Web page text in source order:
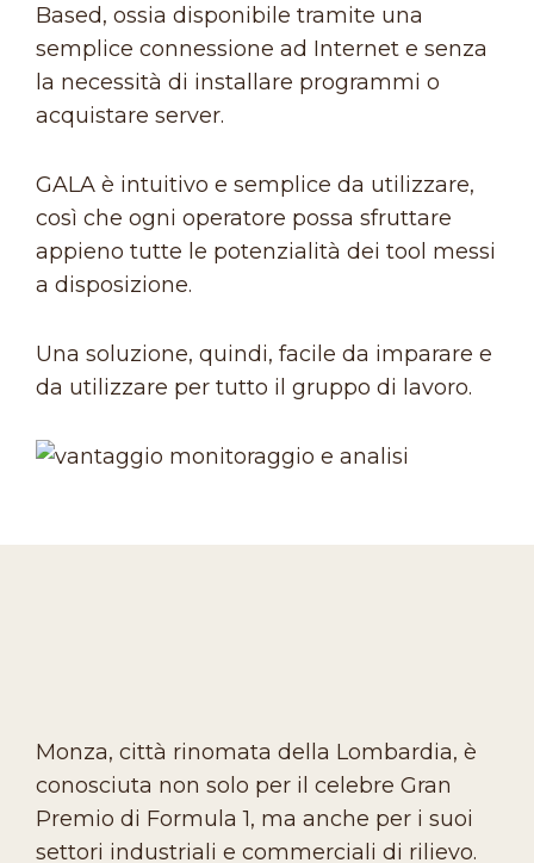
Based, ossia disponibile tramite una
semplice connessione ad Internet e senza
la necessità di installare programmi o
acquistare server.
GALA è intuitivo e semplice da utilizzare,
così che ogni operatore possa sfruttare
appieno tutte le potenzialità dei tool messi
a disposizione.
Una soluzione, quindi, facile da imparare e
da utilizzare per tutto il gruppo di lavoro.
Monza, città rinomata della Lombardia, è
conosciuta non solo per il celebre Gran
Premio di Formula 1, ma anche per i suoi
settori industriali e commerciali di rilievo.